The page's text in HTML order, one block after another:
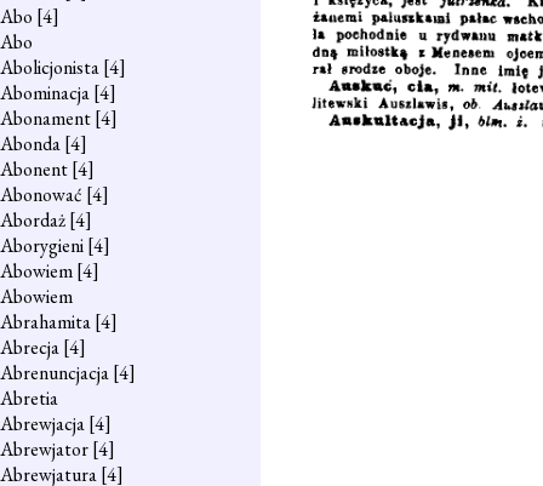
Abo [4]
Abo
Abolicjonista[4]
Abominacja[4]
Abonament[4]
Abonda[4]
Abonent[4]
Abonować [4]
Abordaż[4]
Aborygieni[4]
Abowiem[4]
Abowiem
Abrahamita[4]
Abrecja[4]
Abrenuncjacja[4]
Abretia
Abrewjacja[4]
Abrewjator[4]
Abrewjatura[4]